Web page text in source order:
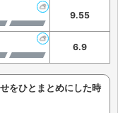
9.55
6.9
をひとまとめにした時